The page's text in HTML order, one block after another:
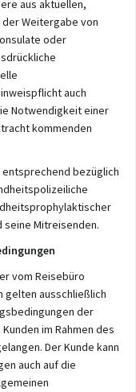
aus aktuellen,
Weitergabe von
oder
auch
Notwendigkeit einer
kommenden
bezüglich
seine Mitreisenden.
vom Reisebüro
ausschließlich
der
im Rahmen des
Der Kunde kann
auch auf die